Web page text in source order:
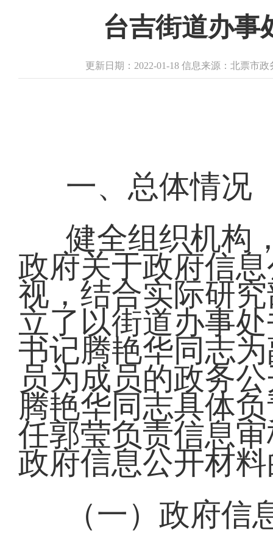
台吉街道办事
更新日期：2022-01-18 信息来源：北票市
一、总体情况
健全组织机构
政府关于政府信
视，结合实际研
立了以街道办事
书记腾艳华同志
员为成员的政务
腾艳华同志具体
任郭莹负责信息
政府信息公开材
（一）政府信